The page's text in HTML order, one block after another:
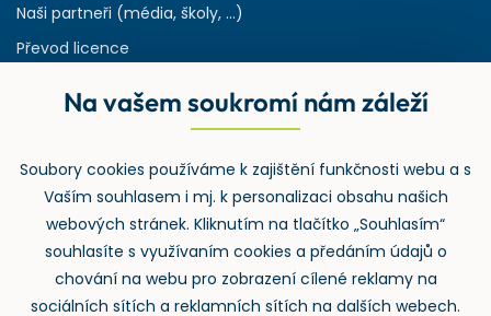
Naši partneři (média, školy, ...)
Převod licence
Rejstřík používaných zkratek v odpadech
Zpětný odběr
Na vašem soukromí nám záleží
Soubory cookies používáme k zajištění funkčnosti webu a s
Vaším souhlasem i mj. k personalizaci obsahu našich
webových stránek. Kliknutím na tlačítko „Souhlasím“
souhlasíte s využívaním cookies a předáním údajů o
chování na webu pro zobrazení cílené reklamy na
sociálních sítích a reklamních sítích na dalších webech.